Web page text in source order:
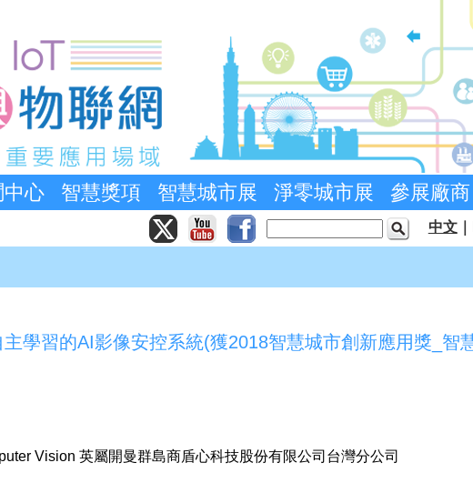
中心 智慧獎項 智慧城市展 淨零城市展 參展廠商
中文｜
學習的AI影像安控系統(獲2018智慧城市創新應用獎_智
Vision 英屬開曼群島商盾心科技股份有限公司台灣分公司